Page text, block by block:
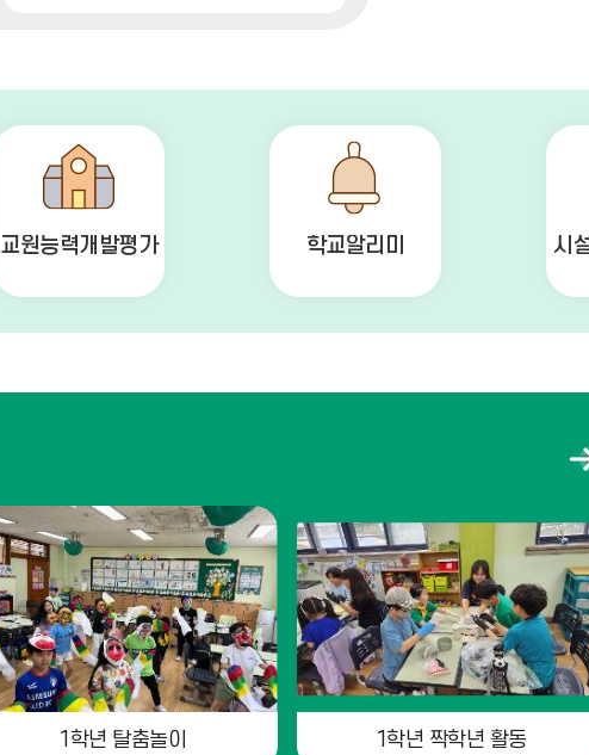
교원능력개발평가 학교알리미 시
1학년 탈춤놀이 1학년 짝학년 활동